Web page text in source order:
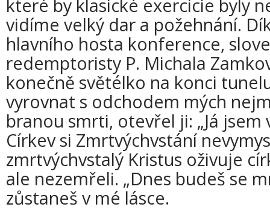
které by klasické exercicie byly
vidíme velký dar a požehnání.
hlavního hosta konference,
redemptoristy P. Michala
konečně světélko na konci
vyrovnat s odchodem mých
branou smrti, otevřel ji: „Já jsem
Církev si Zmrtvýchvstání
zmrtvýchvstalý Kristus oživuje
ale nezemřeli. „Dnes budeš se
zůstaneš v mé lásce.